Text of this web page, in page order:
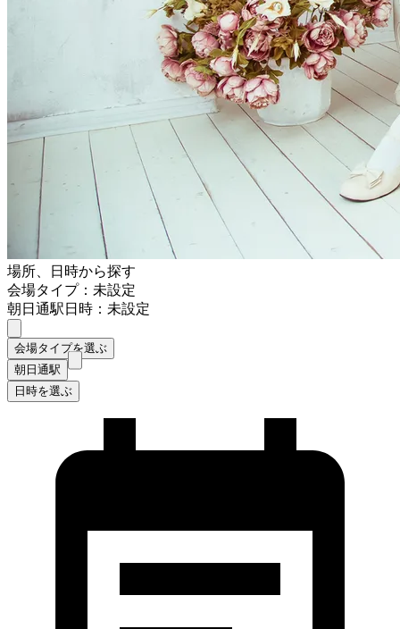
場所、日時から探す
会場タイプ：未設定
朝日通駅日時：未設定
会場タイプを選ぶ
朝日通駅
日時を選ぶ